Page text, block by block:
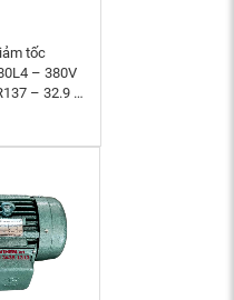
tốc
– 380V
– 32.9 –
200Nm